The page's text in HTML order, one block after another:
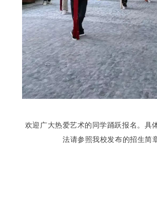
欢迎广大热爱艺术的同学踊跃报名。 具
法请参照我校发布的招生简章